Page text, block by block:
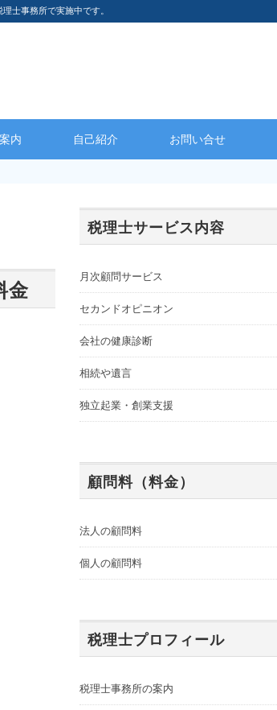
士事務所で実施中です。
内 自己紹介 お問い合せ
金
税理士サービス内容
月次顧問サービス
セカンドオピニオン
会社の健康診断
相続や遺言
独立起業・創業支援
顧問料（料金）
法人の顧問料
個人の顧問料
税理士プロフィール
税理士事務所の案内